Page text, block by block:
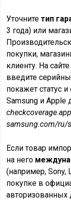
Уточнитетип
3 года) или
покупки,
клиенту. На
введите
покажет статус
Samsung и Apple
samsung.com/ru/
Если товар
на него
(например, Sony,
покупке в
авторизованных